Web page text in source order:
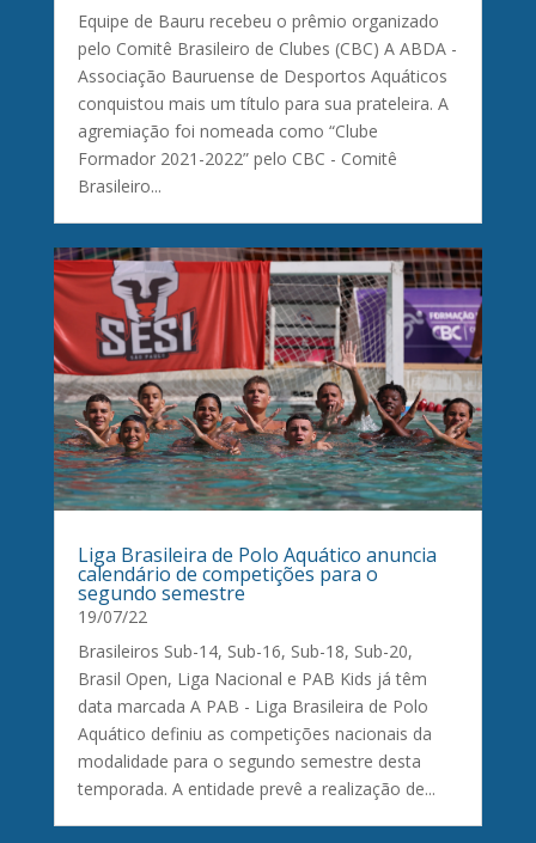
Equipe de Bauru recebeu o prêmio organizado
pelo Comitê Brasileiro de Clubes (CBC) A ABDA -
Associação Bauruense de Desportos Aquáticos
conquistou mais um título para sua prateleira. A
agremiação foi nomeada como “Clube
Formador 2021-2022” pelo CBC - Comitê
Brasileiro...
Liga Brasileira de Polo Aquático anuncia
calendário de competições para o
segundo semestre
19/07/22
Brasileiros Sub-14, Sub-16, Sub-18, Sub-20,
Brasil Open, Liga Nacional e PAB Kids já têm
data marcada A PAB - Liga Brasileira de Polo
Aquático definiu as competições nacionais da
modalidade para o segundo semestre desta
temporada. A entidade prevê a realização de...